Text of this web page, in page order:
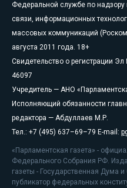
Федеральной службе по надзору
связи, информационных
массовых коммуникаций
августа 2011 года. 18+
Свидетельство о регистрации
46097
Учредитель — АНО
Исполняющий обязанности
редактора — Абдуллаев М.Р.
Тел.: +7 (495) 637–69–79 E-mail:
«Парламентская газета» -
Федерального Собрания РФ.
газеты - Государственная Дума
публикатор федеральных